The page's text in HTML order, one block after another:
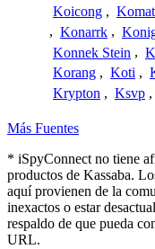
Koicong ,
, Konarrk ,
Konnek Stein ,
Korang , Koti ,
Krypton , Ksvp ,
Más Fuentes
* iSpyConnect no tiene
productos de Kassaba.
aquí provienen de la
inexactos o estar
respaldo de que pueda
URL.